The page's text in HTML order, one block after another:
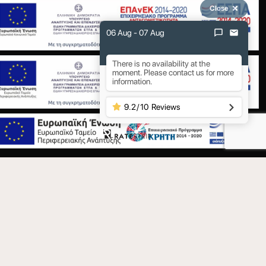
Close
06 Aug - 07 Aug
There is no availability at the
moment. Please contact us for more
information.
9.2/10 Reviews